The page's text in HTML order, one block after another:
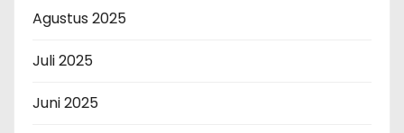
Agustus 2025
Juli 2025
Juni 2025